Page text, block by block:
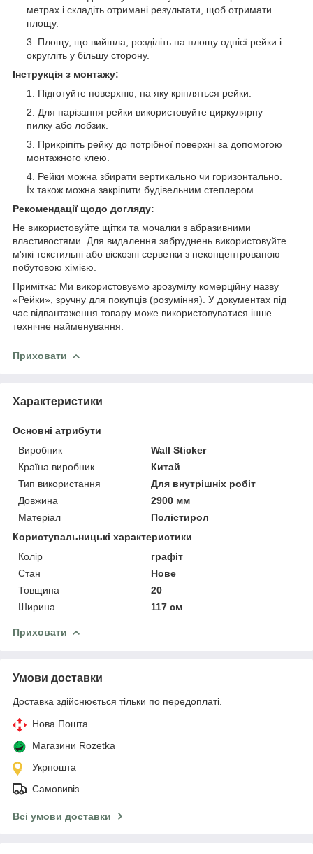
метрах і складіть отримані результати, щоб отримати
площу.
Площу, що вийшла, розділіть на площу однієї рейки і
округліть у більшу сторону.
Інструкція з монтажу:
Підготуйте поверхню, на яку кріпляться рейки.
Для нарізання рейки використовуйте циркулярну
пилку або лобзик.
Прикріпіть рейку до потрібної поверхні за допомогою
монтажного клею.
Рейки можна збирати вертикально чи горизонтально.
Їх також можна закріпити будівельним степлером.
Рекомендації щодо догляду:
Не використовуйте щітки та мочалки з абразивними
властивостями. Для видалення забруднень використовуйте
м'які текстильні або віскозні серветки з неконцентрованою
побутовою хімією.
Примітка: Ми використовуємо зрозумілу комерційну назву
«Рейки», зручну для покупців (розуміння). У документах під
час відвантаження товару може використовуватися інше
технічне найменування.
Приховати
Характеристики
Основні атрибути
Виробник
Wall Sticker
Країна виробник
Китай
Тип використання
Для внутрішніх робіт
Довжина
2900 мм
Матеріал
Полістирол
Користувальницькі характеристики
Колір
графіт
Стан
Нове
Товщина
20
Ширина
117 см
Приховати
Умови доставки
Доставка здійснюється тільки по передоплаті.
Нова Пошта
Магазини Rozetka
Укрпошта
Самовивіз
Всі умови доставки